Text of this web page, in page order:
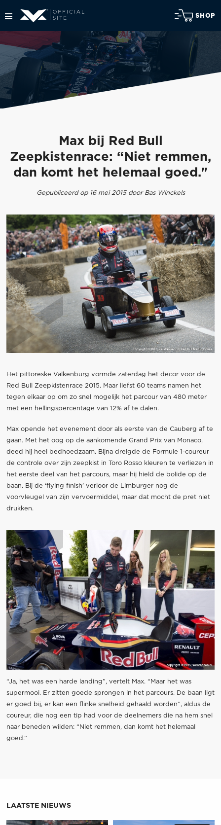
SHOP
Max bij Red Bull
Zeepkistenrace: “Niet remmen,
dan komt het helemaal goed."
Gepubliceerd op 16 mei 2015 door Bas Winckels
Het pittoreske Valkenburg vormde zaterdag het decor voor de
Red Bull Zeepkistenrace 2015. Maar liefst 60 teams namen het
tegen elkaar op om zo snel mogelijk het parcour van 480 meter
met een hellingspercentage van 12% af te dalen.
Max opende het evenement door als eerste van de Cauberg af te
gaan. Met het oog op de aankomende Grand Prix van Monaco,
deed hij heel bedhoedzaam. Bijna dreigde de Formule 1-coureur
de controle over zijn zeepkist in Toro Rosso kleuren te verliezen in
het eerste deel van het parcours, maar hij hield de bolide op de
baan. Bij de ‘flying finish’ verloor de Limburger nog de
voorvleugel van zijn vervoermiddel, maar dat mocht de pret niet
drukken.
“Ja, het was een harde landing”, vertelt Max. “Maar het was
supermooi. Er zitten goede sprongen in het parcours. De baan ligt
er goed bij, er kan een flinke snelheid gehaald worden”, aldus de
coureur, die nog een tip had voor de deelnemers die na hem snel
naar beneden wilden: “Niet remmen, dan komt het helemaal
goed.”
LAATSTE NIEUWS